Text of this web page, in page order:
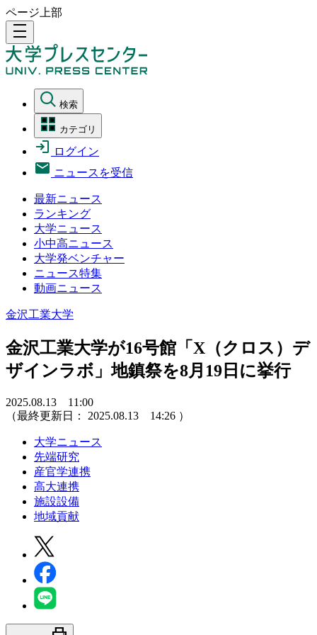
ページ上部
density_medium
検索
カテゴリ
ログイン
ニュースを受信
最新ニュース
ランキング
大学ニュース
小中高ニュース
大学発ベンチャー
ニュース特集
動画ニュース
金沢工業大学
金沢工業大学が16号館「X（クロス）デ
ザインラボ」地鎮祭を8月19日に挙行
2025.08.13 11:00
（最終更新日： 2025.08.13 14:26 ）
大学ニュース
先端研究
産官学連携
高大連携
施設設備
地域貢献